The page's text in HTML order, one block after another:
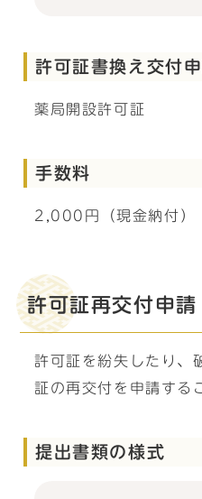
許可証書換え交付
薬局開設許可証
手数料
2,000円（現金納付）
許可証再交付申請
許可証を紛失したり、
証の再交付を申請する
提出書類の様式